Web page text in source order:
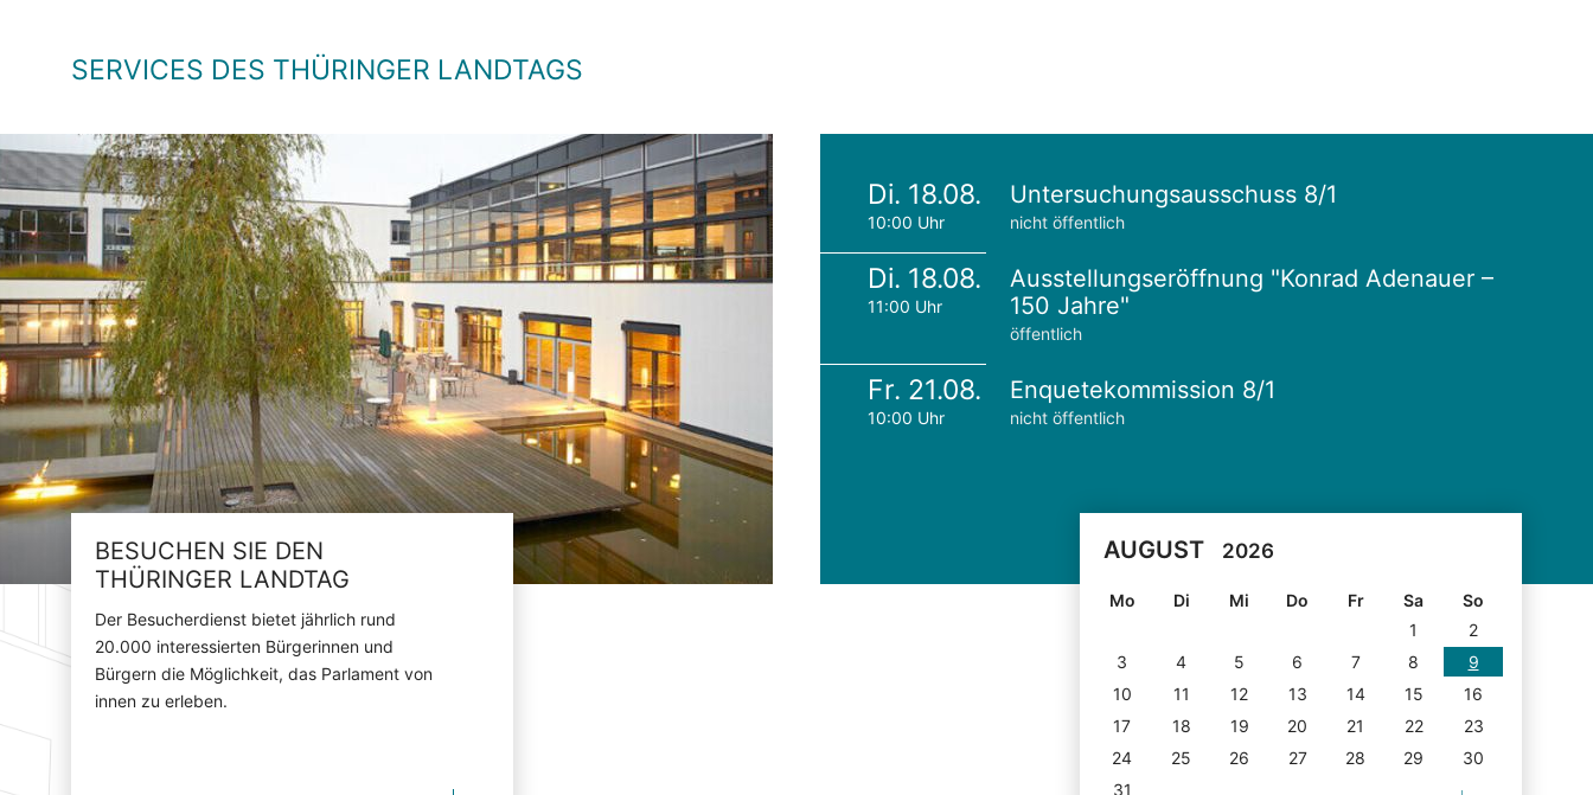
SERVICES DES THÜRINGER LANDTAGS
BESUCHEN SIE DEN
THÜRINGER LANDTAG
Der Besucherdienst bietet jährlich rund
20.000 interessierten Bürgerinnen und
Bürgern die Möglichkeit, das Parlament von
innen zu erleben.
Di. 18.08.
10:00 Uhr
Untersuchungsausschuss 8/1
nicht öffentlich
Di. 18.08.
11:00 Uhr
Ausstellungseröffnung "Konrad Adenauer –
150 Jahre"
öffentlich
Fr. 21.08.
10:00 Uhr
Enquetekommission 8/1
nicht öffentlich
AUGUST 2026
Mo Di Mi Do Fr Sa
So
1
2
3
4 5 6 7 8
9
10
11 12 13 14 15
16
17
18 19 20 21 22
23
24
25 26 27 28 29
30
31